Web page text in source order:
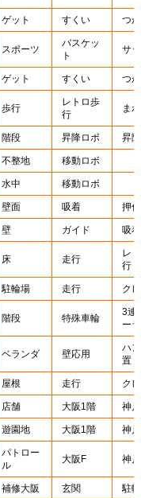
ゲット すくい つ
スポーツ
バスケッ
ト
サ
ゲット すくい つ
歩行
レトロ歩
行
ま
階段 昇降ロボ 昇
不整地 移動ロボ
水中 移動ロボ
壁面 吸着 押付
壁 ガイド 吸着
床 走行
レ
行
駐輪場 走行 ク
階段 特殊車輪
3連
ーラ
ベランダ 壁応用
ハ
置
屋根 走行 ク
店舗 大阪1階 神
遊園地 大阪1階 神
パトロー
ル
大阪F 神
補修大阪 玄関 駐